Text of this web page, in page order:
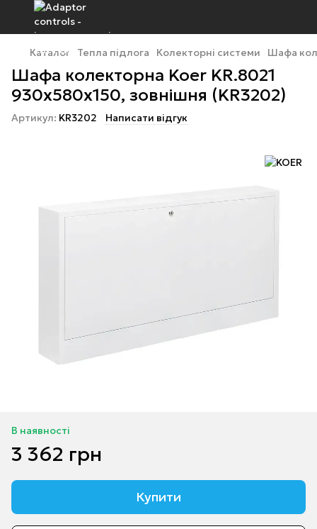
Каталог Тепла підлога Колекторні системи Шафа
Шафа колекторна Koer KR.8021
930x580x150, зовнішня (KR3202)
Артикул: KR3202 Написати відгук
В наявності
3 362 грн
Купити